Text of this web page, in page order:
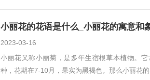
小丽花的花语是什么_小丽花的寓意和
2023-03-16
小丽花又称小丽菊，是多年生宿根草本植物。
种，花期在7-10月，果实为黑褐色。那么小丽花